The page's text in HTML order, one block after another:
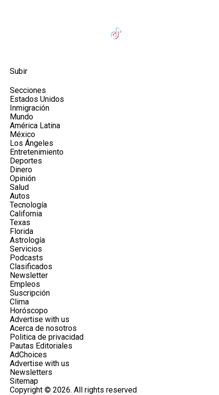
Subir
Secciones
Estados Unidos
Inmigración
Mundo
América Latina
México
Los Ángeles
Entretenimiento
Deportes
Dinero
Opinión
Salud
Autos
Tecnología
California
Texas
Florida
Astrología
Servicios
Podcasts
Clasificados
Newsletter
Empleos
Suscripción
Clima
Horóscopo
Advertise with us
Acerca de nosotros
Politica de privacidad
Pautas Editoriales
AdChoices
Advertise with us
Newsletters
Sitemap
Copyright © 2026. All rights reserved